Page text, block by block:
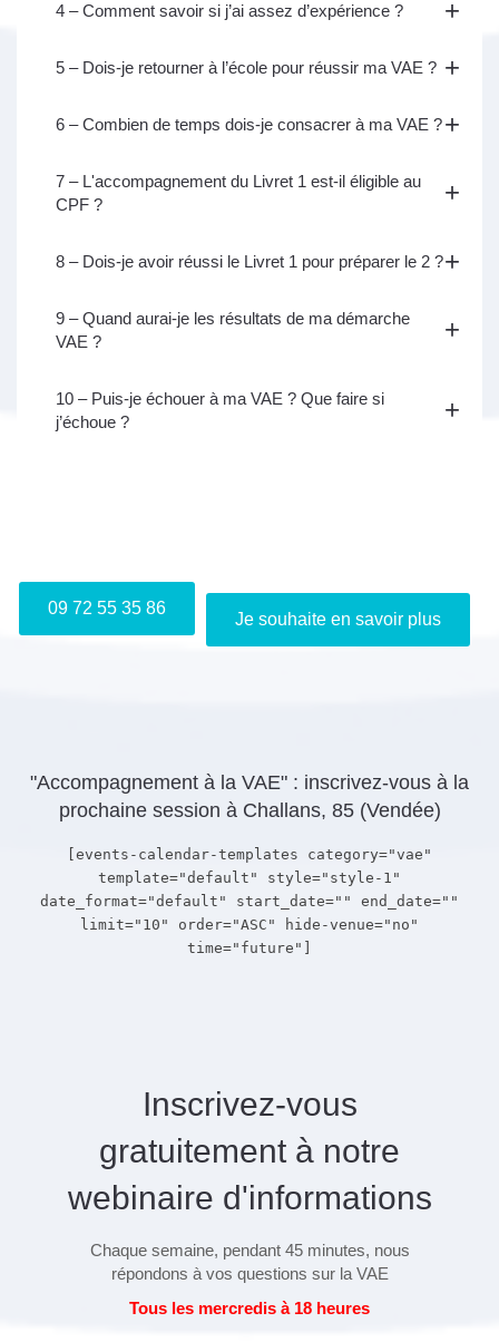
4 – Comment savoir si j’ai assez d’expérience ?
5 – Dois-je retourner à l’école pour réussir ma VAE ?
6 – Combien de temps dois-je consacrer à ma VAE ?
7 – L'accompagnement du Livret 1 est-il éligible au
CPF ?
8 – Dois-je avoir réussi le Livret 1 pour préparer le 2 ?
9 – Quand aurai-je les résultats de ma démarche
VAE ?
10 – Puis-je échouer à ma VAE ? Que faire si
j’échoue ?
09 72 55 35 86
Je souhaite en savoir plus
"Accompagnement à la VAE" : inscrivez-vous à la
prochaine session à Challans, 85 (Vendée)
[events-calendar-templates category="vae"
template="default" style="style-1"
date_format="default" start_date="" end_date=""
limit="10" order="ASC" hide-venue="no"
time="future"]
Inscrivez-vous
gratuitement à notre
webinaire d'informations
Chaque semaine, pendant 45 minutes, nous
répondons à vos questions sur la VAE
Tous les mercredis à 18 heures